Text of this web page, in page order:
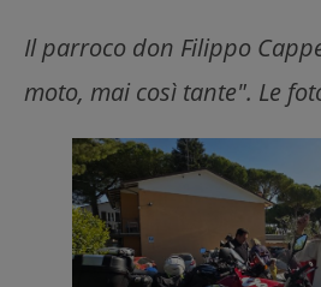
Il parroco don Filippo
moto, mai così tante". Le